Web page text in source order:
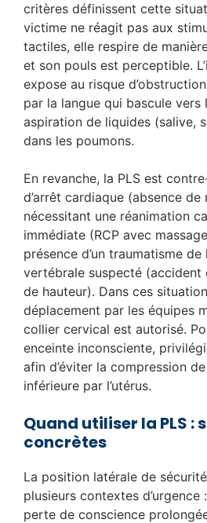
critères définissent cette
victime ne réagit pas aux
tactiles, elle respire de
et son pouls est perceptible.
expose au risque
par la langue qui bascule vers
aspiration de liquides (salive,
dans les poumons.
En revanche, la PLS est
d’arrêt cardiaque (absence
nécessitant une réanimation
immédiate (RCP avec
présence d’un traumatisme
vertébrale suspecté (accident
de hauteur). Dans ces
déplacement par les équipes
collier cervical est autorisé.
enceinte inconsciente,
afin d’éviter la compression
inférieure par l’utérus.
Quand utiliser la PLS :
concrètes
La position latérale de
plusieurs contextes d’urgence
perte de conscience